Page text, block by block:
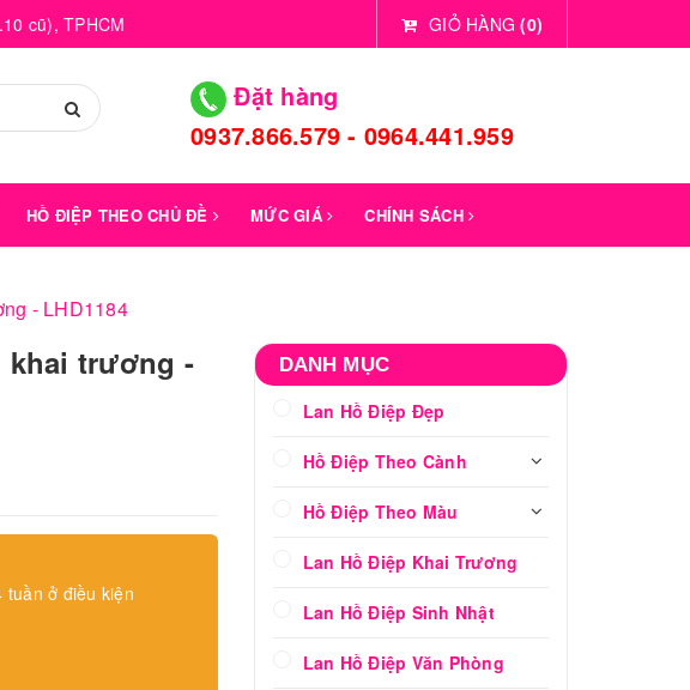
cũ), TPHCM GIỎ HÀNG (0)
Đặt hàng
0937.866.579 - 0964.441.959
HỒ ĐIỆP THEO CHỦ ĐỀ MỨC GIÁ CHÍNH SÁCH
- LHD1184
khai trương -
tuần ở điều kiện
DANH MỤC
Lan Hồ Điệp Đẹp
Hồ Điệp Theo Cành
Hồ Điệp Theo Màu
Lan Hồ Điệp Khai Trương
Lan Hồ Điệp Sinh Nhật
Lan Hồ Điệp Văn Phòng